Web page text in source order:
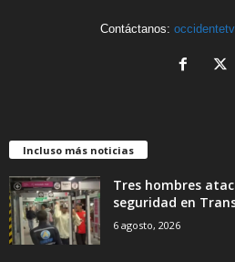
Contáctanos:
Incluso más noticias
Tres hombres
seguridad en
6 agosto, 2026